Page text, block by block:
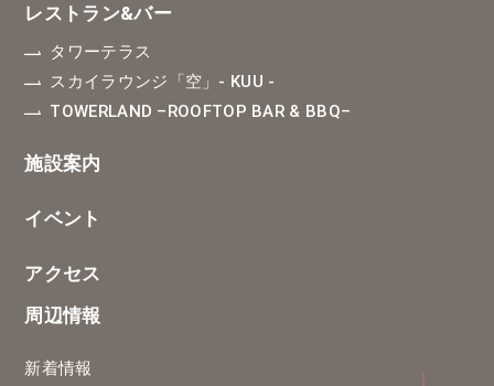
レストラン&バー
タワーテラス
スカイラウンジ「空」 - KUU -
TOWERLAND –ROOFTOP BAR & BBQ–
施設案内
イベント
アクセス
周辺情報
新着情報